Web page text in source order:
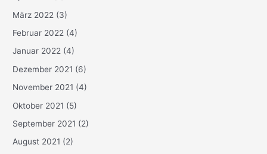
März 2022 (3)
Februar 2022 (4)
Januar 2022 (4)
Dezember 2021 (6)
November 2021 (4)
Oktober 2021 (5)
September 2021 (2)
August 2021 (2)